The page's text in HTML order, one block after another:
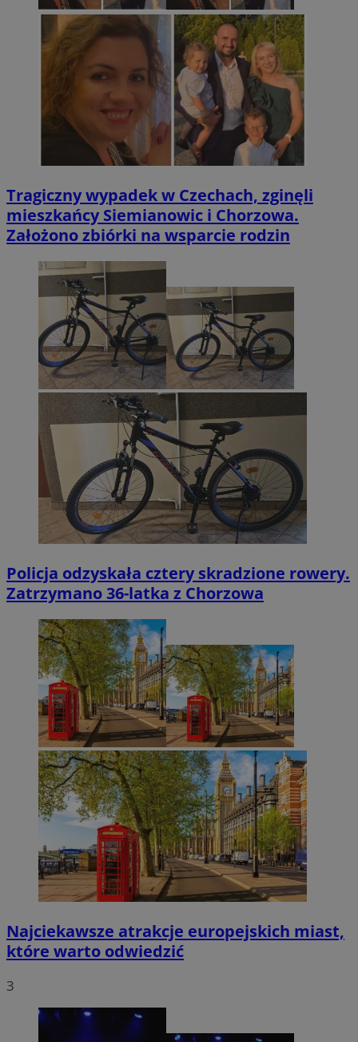
Tragiczny wypadek w Czechach, zginęli
mieszkańcy Siemianowic i Chorzowa.
Założono zbiórki na wsparcie rodzin
Policja odzyskała cztery skradzione rowery.
Zatrzymano 36-latka z Chorzowa
Najciekawsze atrakcje europejskich miast,
które warto odwiedzić
3